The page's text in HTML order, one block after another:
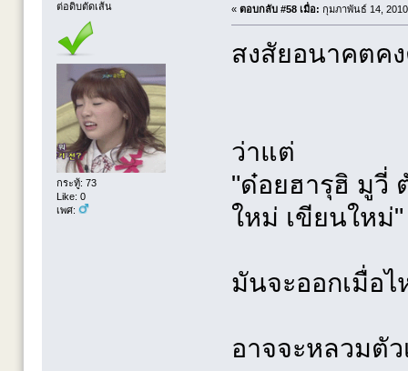
ต่อดิบตัดเส้น
กระทู้: 73
Like: 0
เพศ:
« ตอบกลับ #58 เมื่อ: กุมภาพันธ์ 14,
สงสัยอนาคตคง
ว่าแต่
"ด๋อยฮารุฮิ มูวี่
ใหม่ เขียนใหม่"
มันจะออกเมื่อไ
อาจจะหลวมตัว